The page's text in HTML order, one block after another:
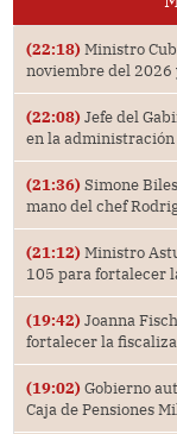
(22:18) Ministro
noviembre del
(22:08) Jefe del
en la
(21:36) Simone
mano del chef
(21:12) Ministro
105 para fortalecer
(19:42) Joanna
fortalecer la
(19:02) Gobierno
Caja de Pensiones